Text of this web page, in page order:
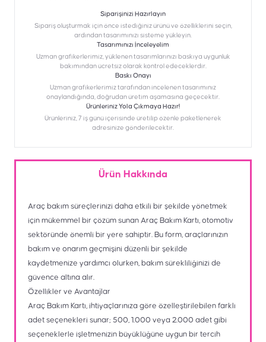
Siparişinizi Hazırlayın
Sipariş oluşturmak için önce istediğiniz ürünü ve özelliklerini seçin,
ardından tasarımınızı sisteme yükleyin.
Tasarımınızı İnceleyelim
Uzman grafikerlerimiz, yüklenen tasarımlarınızı baskıya uygunluk
bakımından ücretsiz olarak kontrol edeceklerdir.
Baskı Onayı
Uzman grafikerlerimiz tarafından incelenen tasarımınız
onaylandığında, doğrudan üretim aşamasına geçecektir.
Ürünleriniz Yola Çıkmaya Hazır!
Ürünleriniz, 7 iş günü içerisinde üretilip özenle paketlenerek
adresinize gönderilecektir.
Ürün Hakkında
Araç bakım süreçlerinizi daha etkili bir şekilde yönetmek
için mükemmel bir çözüm sunan Araç Bakım Kartı, otomotiv
sektöründe önemli bir yere sahiptir. Bu form, araçlarınızın
bakım ve onarım geçmişini düzenli bir şekilde
kaydetmenize yardımcı olurken, bakım sürekliliğinizi de
güvence altına alır.
Özellikler ve Avantajlar
Araç Bakım Kartı, ihtiyaçlarınıza göre özelleştirilebilen farklı
adet seçenekleri sunar; 500, 1.000 veya 2.000 adet gibi
seçeneklerle işletmenizin büyüklüğüne uygun bir tercih